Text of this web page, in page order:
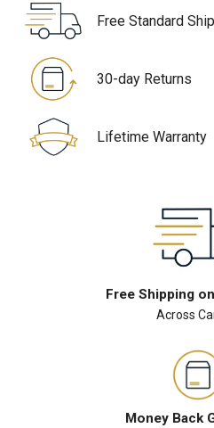
Free Standard
30-day Returns
Lifetime Warranty
Free Shipping
Across
Money Back